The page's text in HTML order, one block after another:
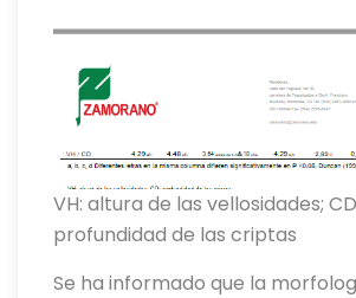
VH: altura de las vellosidades;
profundidad de las criptas
Se ha informado que la